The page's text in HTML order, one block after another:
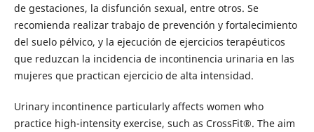
de gestaciones, la disfunción sexual, entre otros. Se
recomienda realizar trabajo de prevención y fortalecimiento
del suelo pélvico, y la ejecución de ejercicios terapéuticos
que reduzcan la incidencia de incontinencia urinaria en las
mujeres que practican ejercicio de alta intensidad.
Urinary incontinence particularly affects women who
practice high-intensity exercise, such as CrossFit®. The aim